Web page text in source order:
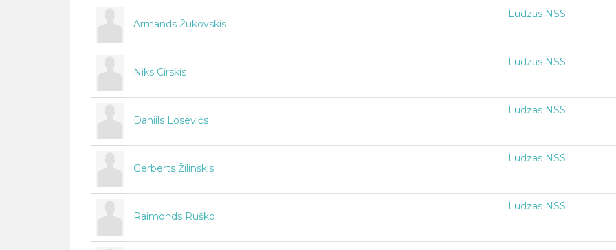
Armands Žukovskis
Ludzas NSS
Niks Cirskis
Ludzas NSS
Daniils Losevičs
Ludzas NSS
Gerberts Žilinskis
Ludzas NSS
Raimonds Ruško
Ludzas NSS